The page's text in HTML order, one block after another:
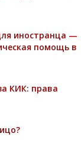
иностранца —
помощь в
КИК: права